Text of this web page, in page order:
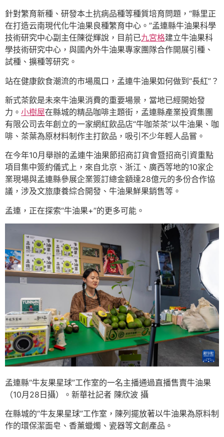
針對繁育新種、研發本土抗病品種等種質培育問題，“縣里正
在打造云南現代化牛油果良種繁育中心。”孟連縣牛油果科學
技術研究中心副主任陳從輝說，目前已九宮格建立牛油果科
學技術研究中心，與國內外牛油果專家團隊合作開展引種、
試種、擴種等研究。
站在健康飲食潮流的市場風口，孟連牛油果如何做到“長紅”？
新式茶飲是未來牛油果消費的重要場景，當地已經開始發
力。 小樹屋在縣城的精品咖啡主題街，孟連縣產業投資集團
有限公司去年創立的一家網紅飲品店“牛咖茶茶”以牛油果、咖
啡、茶葉為原材料制作主打飲品，吸引不少年輕人品嘗。
在今年10月舉辦的孟連牛油果節招商訂貨會暨招商引資重點
項目集中簽約儀式上，來自北京、浙江、廣西等地的10家企
業現場與孟連縣參展企業簽訂總金額達28億元的多份合作協
議，涉及文旅康養綜合開發、牛油果鮮果銷售等。
孟連，正在探索“牛油果+”的更多可能。
孟連縣“牛友果星球”工作室的一名主播通過直播售賣牛油果
（10月28日攝）。新華社記者 陳欣波 攝
在縣城的“牛友果星球”工作室，陳列擺放著以牛油果為原料制
作的環保潔面皂、香薰蠟燭、瓷器等文創產品。